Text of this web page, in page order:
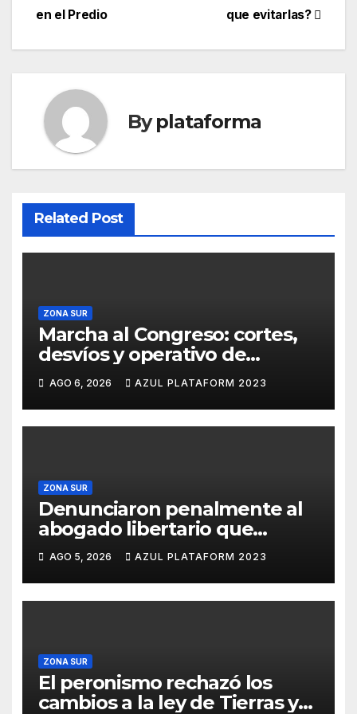
que evitarlas?
en el Predio
Byplataforma
Related Post
ZONA SUR
Marcha al Congreso: cortes,
desvíos y operativo de
seguridad por la protesta
contra la reforma de la Ley de
Tierras
AGO 6, 2026 AZUL PLATAFORM 2023
ZONA SUR
Denunciaron penalmente al
abogado libertario que
propuso tirar napalm sobre el
Gran Buenos Aires
AGO 5, 2026 AZUL PLATAFORM 2023
ZONA SUR
El peronismo rechazó los
cambios a la ley de Tierras y